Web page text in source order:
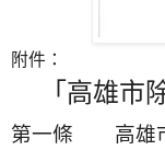
附件：
「高雄市
第一條　　高雄